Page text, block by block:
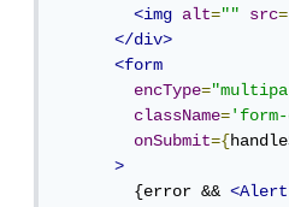
<img
alt="" src
</div>
<form
encType=
className=
onSubmit={
>
        {error &&
<Alert